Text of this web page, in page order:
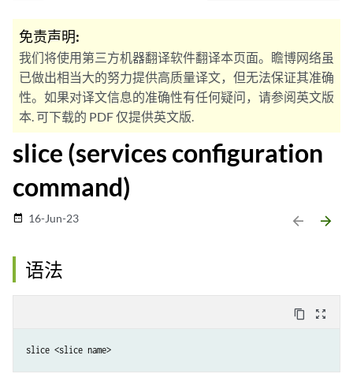
免责声明:
我们将使用第三方机器翻译软件翻译本页面。瞻博网络虽
已做出相当大的努力提供高质量译文，但无法保证其准确
性。如果对译文信息的准确性有任何疑问，请参阅英文版
本. 可下载的 PDF 仅提供英文版.
slice (services configuration
command)
date_range 16-Jun-23 arrow_backward arrow_forward
语法
content_copy zoom_out_map
slice <slice name>